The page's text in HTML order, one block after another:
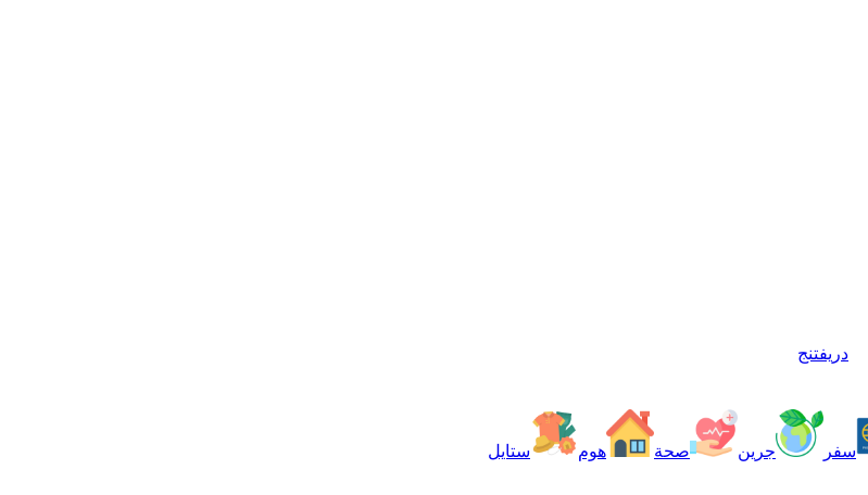
دريفتنج
سفر جرين صحة هوم ستايل